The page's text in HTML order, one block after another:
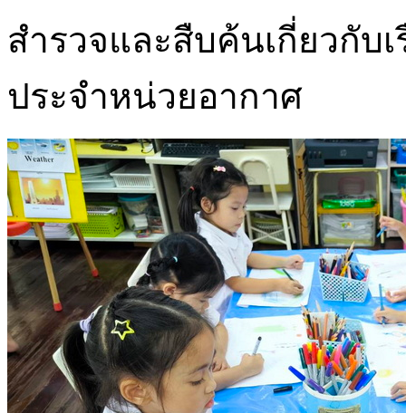
สำรวจและสืบค้นเกี่ยวกับ
ประจำหน่วยอากาศ